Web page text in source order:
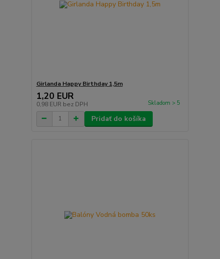
Girlanda Happy Birthday 1,5m
1,20 EUR
0,98 EUR bez DPH Skladom > 5
Pridať do košíka